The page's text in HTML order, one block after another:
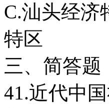
C.汕
特区
三、简答题
41.近代中